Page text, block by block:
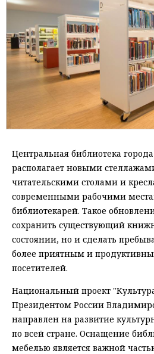
Центральная библиотека
располагает новыми
читательскими столами и
современными рабочими
библиотекарей. Такое
сохранить существующий
состоянии, но и сделать
более приятным и
посетителей.
Национальный проект
Президентом России
направлен на развитие
по всей стране. Оснащение
мебелью является важной